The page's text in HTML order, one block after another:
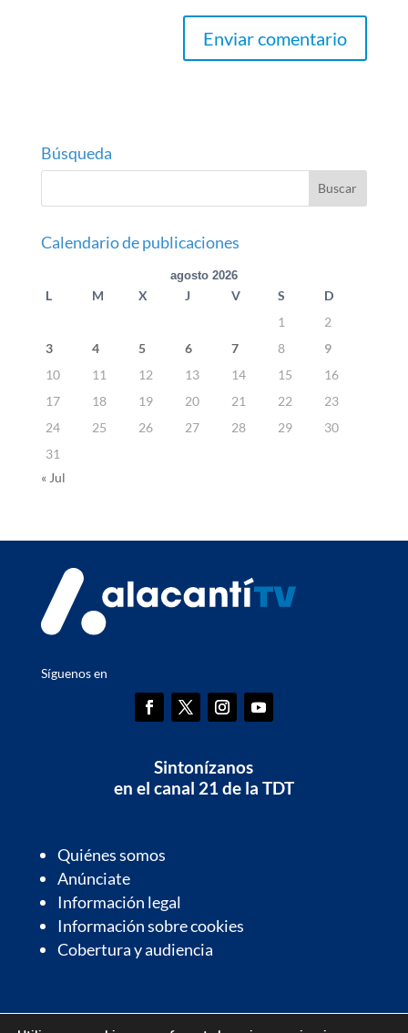
Búsqueda
Calendario de publicaciones
agosto 2026
L M X J V S
D
1
2
3
4 5 6 7 8
9
10
11 12 13 14 15
16
17
18 19 20 21 22
23
24
25 26 27 28 29
30
31
« Jul
Síguenos en
Sintonízanos
en el canal 21 de la TDT
Quiénes somos
Anúnciate
Información legal
Información sobre cookies
Cobertura y audiencia
Información de interés